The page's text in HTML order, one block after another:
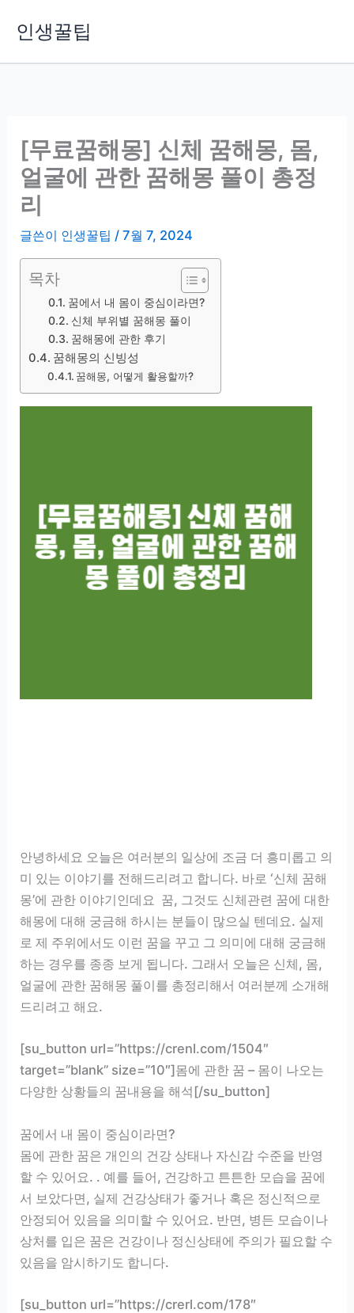
인생꿀팁
[무료꿈해몽] 신체 꿈해몽, 몸,
얼굴에 관한 꿈해몽 풀이 총정
리
글쓴이 인생꿀팁 /7월 7, 2024
목차
꿈에서 내 몸이 중심이라면?
신체 부위별 꿈해몽 풀이
꿈해몽에 관한 후기
꿈해몽의 신빙성
꿈해몽, 어떻게 활용할까?
안녕하세요 오늘은 여러분의 일상에 조금 더 흥미롭고 의
미 있는 이야기를 전해드리려고 합니다. 바로 ‘신체 꿈해
몽’에 관한 이야기인데요 꿈, 그것도 신체관련 꿈에 대한
해몽에 대해 궁금해 하시는 분들이 많으실 텐데요. 실제
로 제 주위에서도 이런 꿈을 꾸고 그 의미에 대해 궁금해
하는 경우를 종종 보게 됩니다. 그래서 오늘은 신체, 몸,
얼굴에 관한 꿈해몽 풀이를 총정리해서 여러분께 소개해
드리려고 해요.
[su_button url=”https://crenl.com/1504″
target=”blank” size=”10″]몸에 관한 꿈 – 몸이 나오는
다양한 상황들의 꿈내용을 해석[/su_button]
꿈에서 내 몸이 중심이라면?
몸에 관한 꿈은 개인의 건강 상태나 자신감 수준을 반영
할 수 있어요. . 예를 들어, 건강하고 튼튼한 모습을 꿈에
서 보았다면, 실제 건강상태가 좋거나 혹은 정신적으로
안정되어 있음을 의미할 수 있어요. 반면, 병든 모습이나
상처를 입은 꿈은 건강이나 정신상태에 주의가 필요할 수
있음을 암시하기도 합니다.
[su_button url=”https://crerl.com/178″